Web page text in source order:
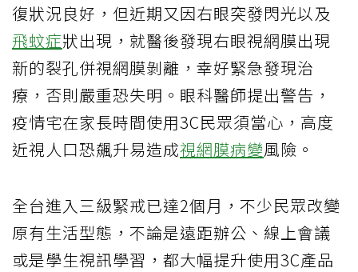
復狀況良好，但近期又因右眼突發閃光以及
飛蚊症狀出現，就醫後發現右眼視網膜出現
新的裂孔併視網膜剝離，幸好緊急發現治
療，否則嚴重恐失明。眼科醫師提出警告，
疫情宅在家長時間使用3C民眾須當心，高度
近視人口恐飆升易造成視網膜病變風險。
全台進入三級緊戒已達2個月，不少民眾改變
原有生活型態，不論是遠距辦公、線上會議
或是學生視訊學習，都大幅提升使用3C產品